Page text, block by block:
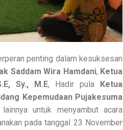
penting dalam kesuksesan
Saddam Wira Hamdani, Ketua
Sy., M.E, Hadir pula
Ketua
Kepemudaan Pujakesuma
untuk menyambut acara
pada tanggal 23 November